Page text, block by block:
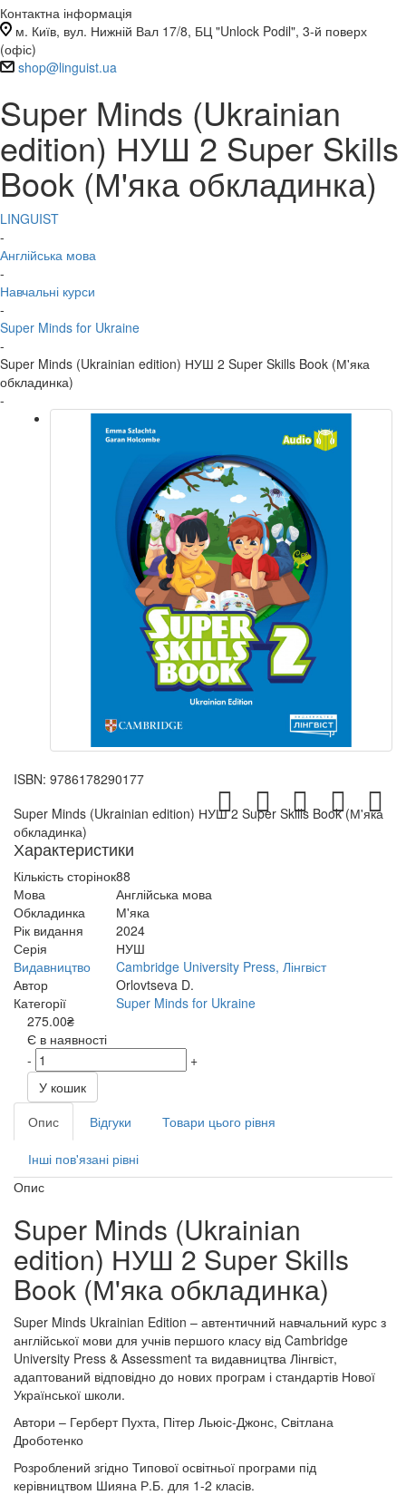
Контактна інформація
м. Київ, вул. Нижній Вал 17/8, БЦ "Unlock Podil", 3-й поверх
(офіс)
shop@linguist.ua
Super Minds (Ukrainian
edition) НУШ 2 Super Skills
Book (М'яка обкладинка)
LINGUIST
-
Англійська мова
-
Навчальні курси
-
Super Minds for Ukraine
-
Super Minds (Ukrainian edition) НУШ 2 Super Skills Book (М'яка
обкладинка)
-
ISBN: 9786178290177
Super Minds (Ukrainian edition) НУШ 2 Super Skills Book (М'яка
обкладинка)
Характеристики
Кількість сторінок88
Мова
Англійська мова
Обкладинка
М'яка
Рік видання
2024
Серія
НУШ
Видавництво
Cambridge University Press, Лінгвіст
Автор
Orlovtseva D.
Категорії
Super Minds for Ukraine
275.00₴
Є в наявності
-
+
У кошик
Опис
Відгуки Товари цього рівня
Інші пов'язані рівні
Опис
Super Minds (Ukrainian
edition) НУШ 2 Super Skills
Book (М'яка обкладинка)
Super Minds Ukrainian Edition – автентичний навчальний курс з
англійської мови для учнів першого класу від Cambridge
University Press & Assessment та видавництва Лінгвіст,
адаптований відповідно до нових програм і стандартів Нової
Української школи.
Автори – Герберт Пухта, Пітер Льюіс-Джонс, Світлана
Дроботенко
Розроблений згідно Типової освітньої програми під
керівництвом Шияна Р.Б. для 1-2 класів.